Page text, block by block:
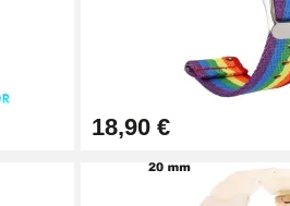
Ajouter au panier
Ajouter au panier
18,90 €